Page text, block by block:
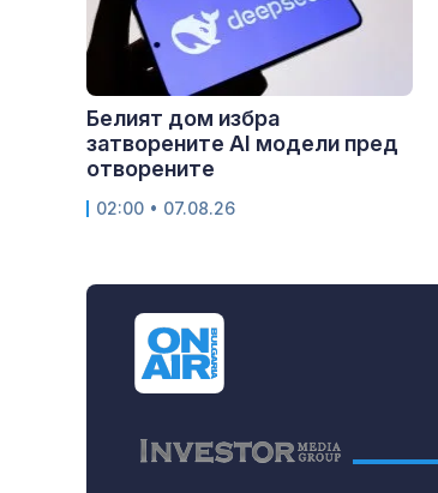
Белият дом избра
затворените AI модели пред
отворените
02:00 • 07.08.26